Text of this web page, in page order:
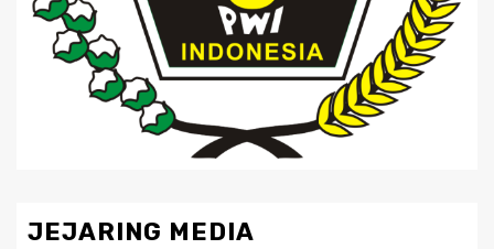
JEJARING MEDIA